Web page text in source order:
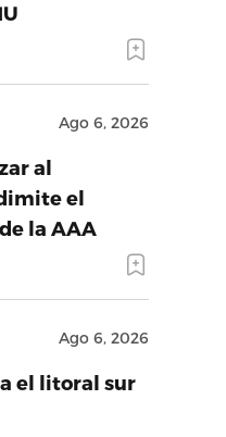
Ago 6, 2026
al
el
la AAA
Ago 6, 2026
el litoral sur